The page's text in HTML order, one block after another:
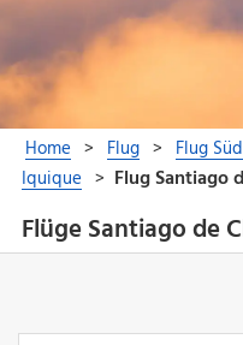
Flüge Santiago de